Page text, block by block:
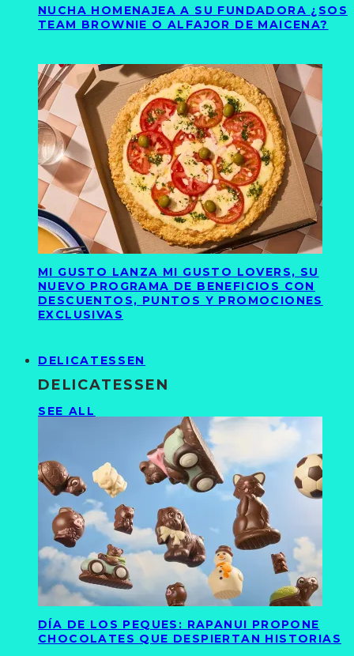
NUCHA HOMENAJEA A SU FUNDADORA ¿SOS
TEAM BROWNIE O ALFAJOR DE MAICENA?
MI GUSTO LANZA MI GUSTO LOVERS, SU
NUEVO PROGRAMA DE BENEFICIOS CON
DESCUENTOS, PUNTOS Y PROMOCIONES
EXCLUSIVAS
DELICATESSEN
DELICATESSEN
SEE ALL
DÍA DE LOS PEQUES: RAPANUI PROPONE
CHOCOLATES QUE DESPIERTAN HISTORIAS